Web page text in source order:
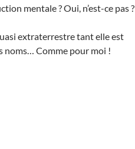
mentale ? Oui, n’est-ce pas ?
extraterrestre tant elle est
noms… Comme pour moi !